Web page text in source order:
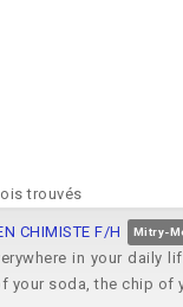
trouvés
CHIMISTE F/H Mitry-
in your daily
your soda, the chip of